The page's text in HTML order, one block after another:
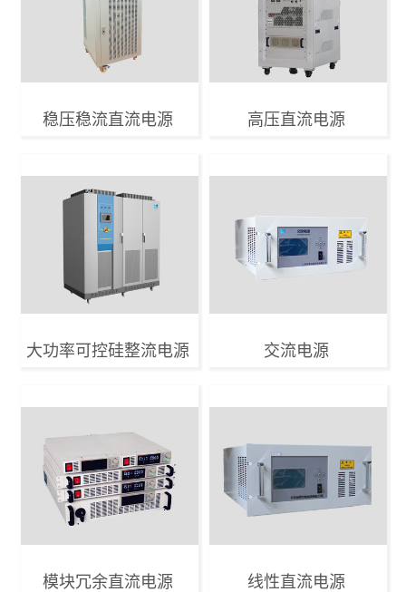
稳压稳流直流电源 高压直流电源
大功率可控硅整流电源 交流电源
模块冗余直流电源 线性直流电源